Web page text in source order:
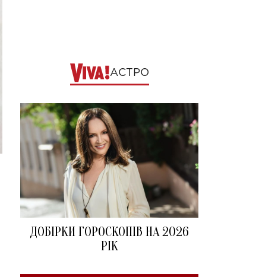
АСТРО
ДОБІРКИ ГОРОСКОПІВ НА 2026
РІК